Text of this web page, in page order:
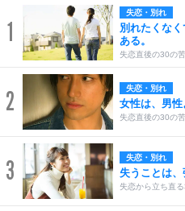
1
失恋・別れ
別れたくな
ある。
失恋直後の30の
2 失恋・別れ
女性は、男性
失恋直後の30の
3 失恋・別れ
失うことは、
失恋から立ち直